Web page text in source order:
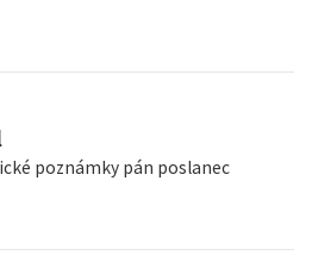
poznámky pán poslanec